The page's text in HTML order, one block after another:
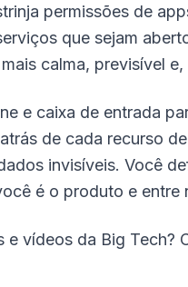
permissões de
que sejam
calma, previsível
e caixa de entrada
de cada recurso
invisíveis. Você
é o produto e
vídeos da Big Tech?